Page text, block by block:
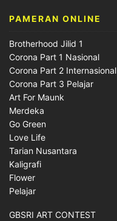
PAMERAN ONLINE
Brotherhood Jilid 1
Corona Part 1 Nasional
Corona Part 2 Internasional
Corona Part 3 Pelajar
Art For Maunk
Merdeka
Go Green
Love Life
Tarian Nusantara
Kaligrafi
Flower
Pelajar
GBSRI ART CONTEST